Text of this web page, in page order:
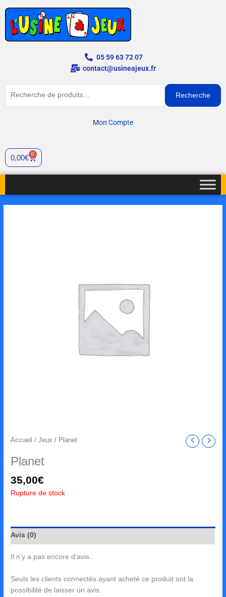
contenu
05 59 63 72 07
contact@usineajeux.fr
Recherche
Mon Compte
0,00€ 0
Cart
Accueil /Jeux / Planet
Planet
35,00€
Rupture de stock
Avis (0)
Il n’y a pas encore d’avis.
Seuls les clients connectés ayant acheté ce produit ont la
possibilité de laisser un avis.